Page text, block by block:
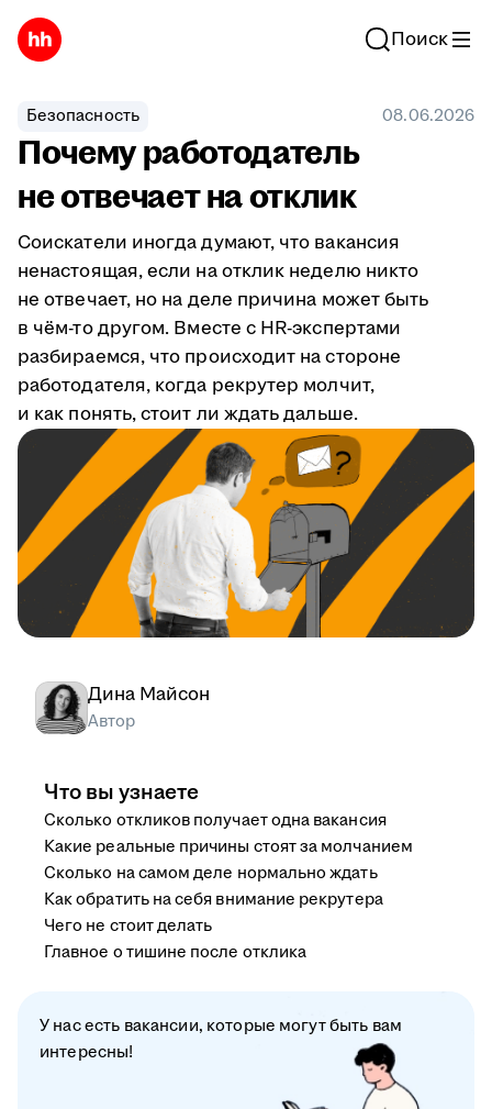
Поиск
Безопасность 08.06.2026
Почему работодатель
не отвечает на отклик
Соискатели иногда думают, что вакансия
ненастоящая, если на отклик неделю никто
не отвечает, но на деле причина может быть
в чём-то другом. Вместе с HR-экспертами
разбираемся, что происходит на стороне
работодателя, когда рекрутер молчит,
и как понять, стоит ли ждать дальше.
Дина Майсон
Автор
Что вы узнаете
Сколько откликов получает одна вакансия
Какие реальные причины стоят за молчанием
Сколько на самом деле нормально ждать
Как обратить на себя внимание рекрутера
Чего не стоит делать
Главное о тишине после отклика
У нас есть вакансии, которые могут быть вам
интересны!